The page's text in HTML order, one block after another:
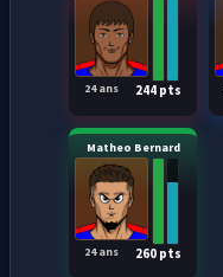
244 pts
24 ans
Matheo Bernard
260 pts
24 ans